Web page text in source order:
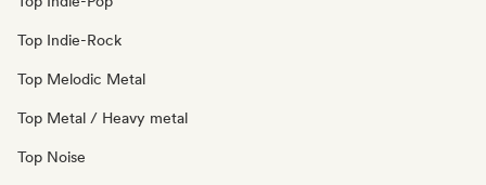
Top Indie-Rock
Top Melodic Metal
Top Metal / Heavy metal
Top Noise